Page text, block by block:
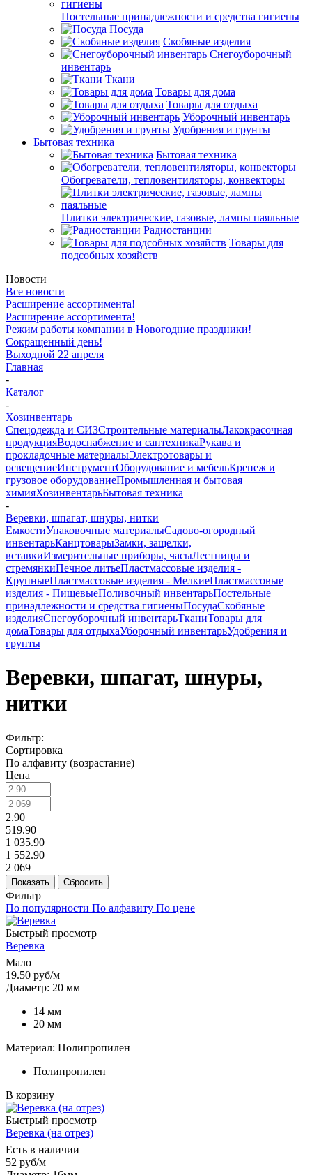
Постельные принадлежности и средства гигиены
Посуда
Скобяные изделия
Снегоуборочный
инвентарь
Ткани
Товары для дома
Товары для отдыха
Уборочный инвентарь
Удобрения и грунты
Бытовая техника
Бытовая техника
Обогреватели, тепловентиляторы, конвекторы
Плитки электрические, газовые, лампы паяльные
Радиостанции
Товары для
подсобных хозяйств
Новости
Все новости
Расширение ассортимента!
Расширение ассортимента!
Режим работы компании в Новогодние праздники!
Сокращенный день!
Выходной 22 апреля
Главная
-
Каталог
-
Хозинвентарь
Спецодежда и СИЗСтроительные материалыЛакокрасочная
продукцияВодоснабжение и сантехникаРукава и
прокладочные материалыЭлектротовары и
освещениеИнструментОборудование и мебельКрепеж и
грузовое оборудованиеПромышленная и бытовая
химияХозинвентарьБытовая техника
-
Веревки, шпагат, шнуры, нитки
ЕмкостиУпаковочные материалыСадово-огородный
инвентарьКанцтоварыЗамки, защелки,
вставкиИзмерительные приборы, часыЛестницы и
стремянкиПечное литьеПластмассовые изделия -
КрупныеПластмассовые изделия - МелкиеПластмассовые
изделия - ПищевыеПоливочный инвентарьПостельные
принадлежности и средства гигиеныПосудаСкобяные
изделияСнегоуборочный инвентарьТканиТовары для
домаТовары для отдыхаУборочный инвентарьУдобрения и
грунты
Веревки, шпагат, шнуры,
нитки
Фильтр:
Сортировка
По алфавиту (возрастание)
Цена
2.90
519.90
1 035.90
1 552.90
2 069
Показать Сбросить
Фильтр
По популярности По алфавиту По цене
Быстрый просмотр
Веревка
Мало
19.50 руб/м
Диаметр: 20 мм
14 мм
20 мм
Материал: Полипропилен
Полипропилен
В корзину
Быстрый просмотр
Веревка (на отрез)
Есть в наличии
52 руб/м